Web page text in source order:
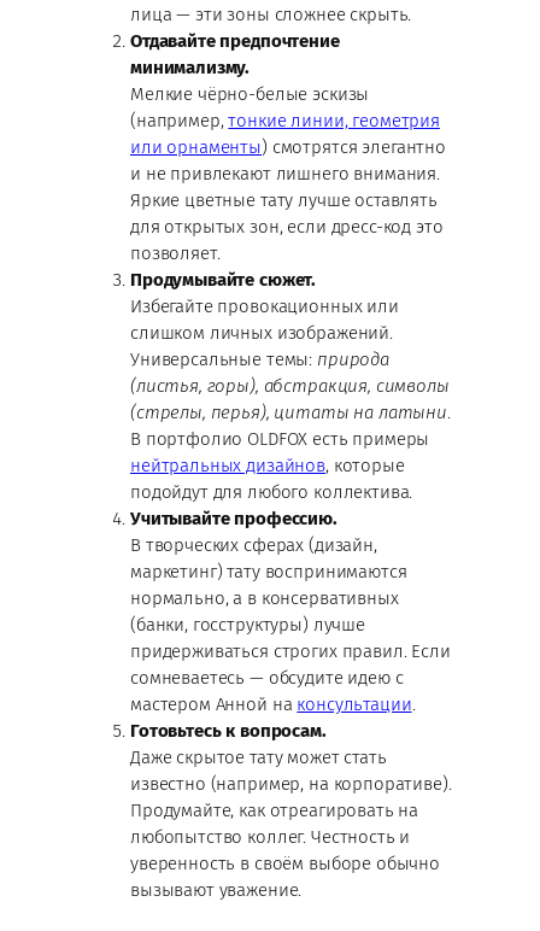
лица — эти зоны сложнее скрыть.
Отдавайте предпочтение
минимализму.
Мелкие чёрно-белые эскизы
(например,тонкие линии, геометрия
или орнаменты) смотрятся элегантно
и не привлекают лишнего внимания.
Яркие цветные тату лучше оставлять
для открытых зон, если дресс-код это
позволяет.
Продумывайте сюжет.
Избегайте провокационных или
слишком личных изображений.
Универсальные темы: природа
(листья, горы), абстракция, символы
(стрелы, перья), цитаты на латыни.
В портфолио OLDFOX есть примеры
нейтральных дизайнов, которые
подойдут для любого коллектива.
Учитывайте профессию.
В творческих сферах (дизайн,
маркетинг) тату воспринимаются
нормально, а в консервативных
(банки, госструктуры) лучше
придерживаться строгих правил. Если
сомневаетесь — обсудите идею с
мастером Анной на консультации.
Готовьтесь к вопросам.
Даже скрытое тату может стать
известно (например, на корпоративе).
Продумайте, как отреагировать на
любопытство коллег. Честность и
уверенность в своём выборе обычно
вызывают уважение.